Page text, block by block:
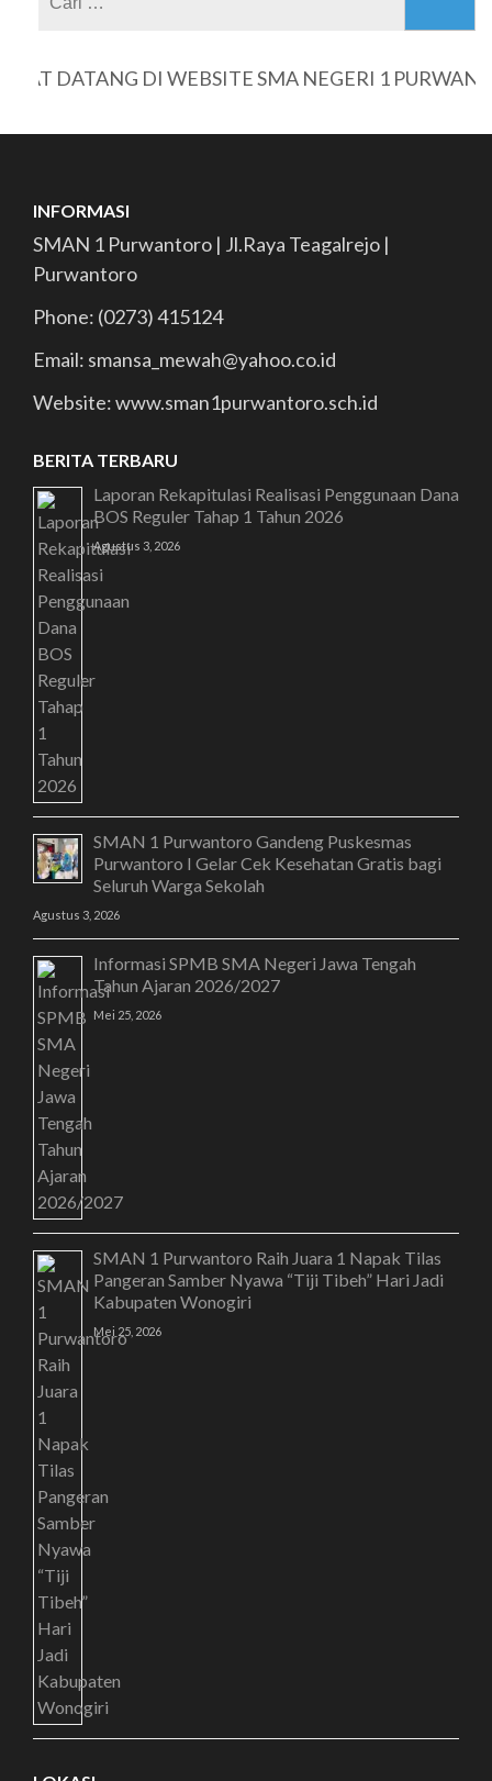
DATANG DI WEBSITE SMA NEGERI 1
INFORMASI
SMAN 1 Purwantoro | Jl.Raya Teagalrejo |
Purwantoro
Phone: (0273) 415124
Email: smansa_mewah@yahoo.co.id
Website: www.sman1purwantoro.sch.id
BERITA TERBARU
Laporan Rekapitulasi Realisasi Penggunaan Dana
BOS Reguler Tahap 1 Tahun 2026
Agustus 3, 2026
SMAN 1 Purwantoro Gandeng Puskesmas
Purwantoro I Gelar Cek Kesehatan Gratis bagi
Seluruh Warga Sekolah
Agustus 3, 2026
Informasi SPMB SMA Negeri Jawa Tengah
Tahun Ajaran 2026/2027
Mei 25, 2026
SMAN 1 Purwantoro Raih Juara 1 Napak Tilas
Pangeran Samber Nyawa “Tiji Tibeh” Hari Jadi
Kabupaten Wonogiri
Mei 25, 2026